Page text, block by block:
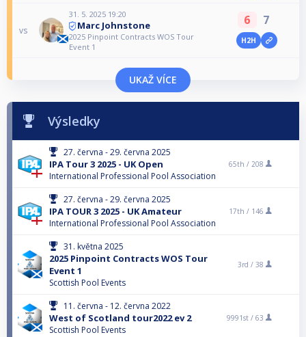
vs
31. 5. 2025 19:20
Marc Johnstone
2025 Pinpoint Contracts WOS Tour
Event 1
6 7
H2H
UKAŽ VÍCE
Výsledky
27. června - 29. června 2025
IPA Tour 3 2025 - UK Open
International Professional Pool Association
65th / 208
27. června - 29. června 2025
IPA TOUR 3 2025 - UK Amateur
International Professional Pool Association
17th / 146
31. května 2025
2025 Pinpoint Contracts WOS Tour
Event 1
Scottish Pool Events
3rd / 38
11. června - 12. června 2022
West of Scotland tour2022 ev 2
Scottish Pool Events
9991st / 63